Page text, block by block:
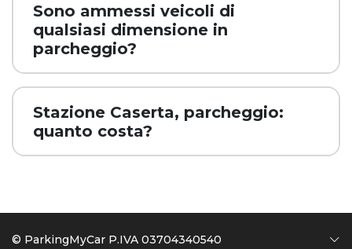
Sono ammessi veicoli di
qualsiasi dimensione in
parcheggio?
Stazione Caserta, parcheggio:
quanto costa?
© ParkingMyCar P.IVA 03704340540